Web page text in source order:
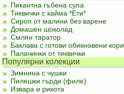
Пикантна гъбена супа
Тиквички с кайма *Ети*
Сироп от малини без варене
Домашен шоколад
Смлян таратор
Баклава с готови обикновени кори
Палачинки от тиквички
Популярни колекции
Зимнина с чушки
Пилешки гърди (филе)
Извара и рикота